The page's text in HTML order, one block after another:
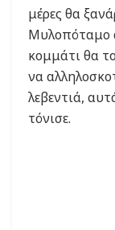
μέρες θα
Μυλοπόταμο
κομμάτι θα
να
λεβεντιά,
τόνισε.